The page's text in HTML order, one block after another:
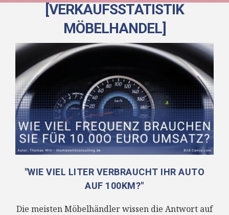
[VERKAUFSSTATISTIK
MÖBELHANDEL]
"WIE VIEL LITER VERBRAUCHT IHR AUTO
AUF 100KM?"
Die meisten Möbelhändler wissen die Antwort auf